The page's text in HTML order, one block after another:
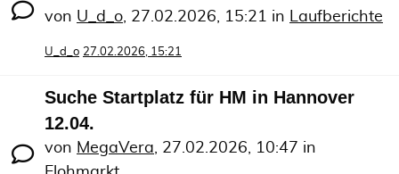
von U_d_o, 27.02.2026, 15:21 in Laufberichte
U_d_o 27.02.2026, 15:21
Suche Startplatz für HM in Hannover
12.04.
von MegaVera, 27.02.2026, 10:47 in